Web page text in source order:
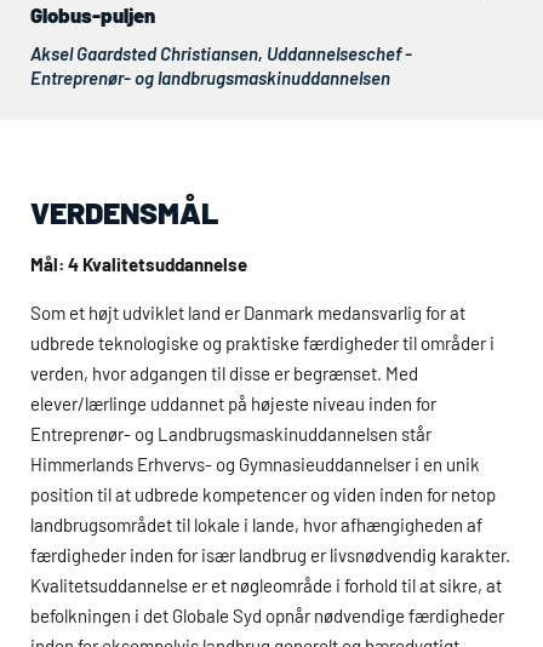
Globus-puljen
Aksel Gaardsted Christiansen, Uddannelseschef -
Entreprenør- og landbrugsmaskinuddannelsen
VERDENSMÅL
Mål: 4 Kvalitetsuddannelse
Som et højt udviklet land er Danmark medansvarlig for at
udbrede teknologiske og praktiske færdigheder til områder i
verden, hvor adgangen til disse er begrænset. Med
elever/lærlinge uddannet på højeste niveau inden for
Entreprenør- og Landbrugsmaskinuddannelsen står
Himmerlands Erhvervs- og Gymnasieuddannelser i en unik
position til at udbrede kompetencer og viden inden for netop
landbrugsområdet til lokale i lande, hvor afhængigheden af
færdigheder inden for især landbrug er livsnødvendig karakter.
Kvalitetsuddannelse er et nøgleområde i forhold til at sikre, at
befolkningen i det Globale Syd opnår nødvendige færdigheder